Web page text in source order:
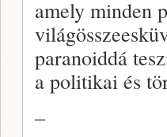
amely minden
paranoiddá
a politikai és
–